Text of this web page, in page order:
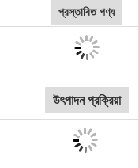
প্রস্তাবিত পণ্য
উৎপাদন প্রক্রিয়া